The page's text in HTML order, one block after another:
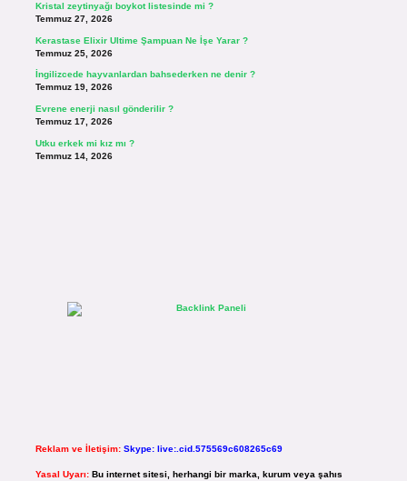
Kristal zeytinyağı boykot listesinde mi ?
Temmuz 27, 2026
Kerastase Elixir Ultime Şampuan Ne İşe Yarar ?
Temmuz 25, 2026
İngilizcede hayvanlardan bahsederken ne denir ?
Temmuz 19, 2026
Evrene enerji nasıl gönderilir ?
Temmuz 17, 2026
Utku erkek mi kız mı ?
Temmuz 14, 2026
Reklam ve İletişim: Skype: live:.cid.575569c608265c69
Yasal Uyarı: Bu internet sitesi, herhangi bir marka, kurum veya şahıs